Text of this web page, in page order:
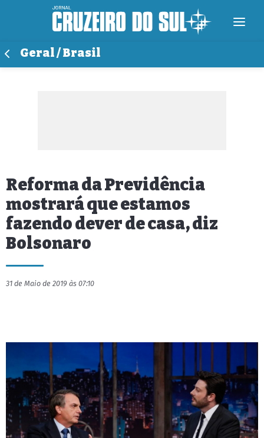
Geral / Brasil
Reforma da Previdência
mostrará que estamos
fazendo dever de casa, diz
Bolsonaro
31 de Maio de 2019 às 07:10